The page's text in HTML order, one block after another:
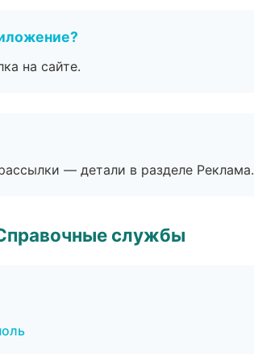
на сайте.
— детали в разделе Реклама.
службы